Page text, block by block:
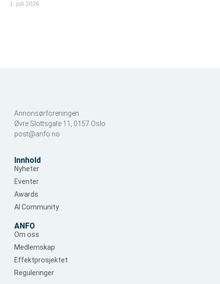
1. juli 2026
Annonsørforeningen
Øvre Slottsgate 11, 0157 Oslo
post@anfo.no
Innhold
Nyheter
Eventer
Awards
AI Community
ANFO
Om oss
Medlemskap
Effektprosjektet
Reguleringer